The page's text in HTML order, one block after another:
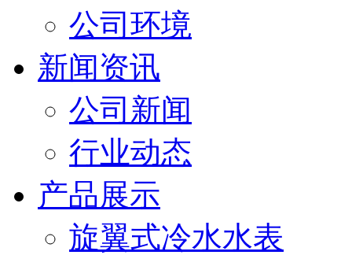
公司环境
新闻资讯
公司新闻
行业动态
产品展示
旋翼式冷水水表